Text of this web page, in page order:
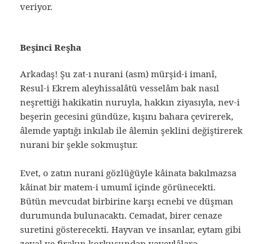
veriyor.
Beşinci Reşha
Arkadaş! Şu zat-ı nurani (asm) mürşid-i imanî,
Resul-i Ekrem aleyhissalâtü vesselâm bak nasıl
neşrettiği hakikatin nuruyla, hakkın ziyasıyla, nev-i
beşerin gecesini gündüze, kışını bahara çevirerek,
âlemde yaptığı inkılab ile âlemin şeklini değiştirerek
nurani bir şekle sokmuştur.
Evet, o zatın nurani gözlüğüyle kâinata bakılmazsa
kâinat bir matem-i umumî içinde görünecekti.
Bütün mevcudat birbirine karşı ecnebi ve düşman
durumunda bulunacaktı. Cemadat, birer cenaze
suretini gösterecekti. Hayvan ve insanlar, eytam gibi